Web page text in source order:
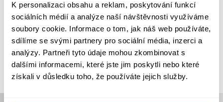
K personalizaci obsahu a reklam, poskytování funkcí
sociálních médií a analýze naší návštěvnosti využíváme
soubory cookie. Informace o tom, jak náš web používáte,
sdílíme se svými partnery pro sociální média, inzerci a
analýzy. Partneři tyto údaje mohou zkombinovat s
dalšími informacemi, které jste jim poskytli nebo které
získali v důsledku toho, že používáte jejich služby.
VÝPOČET OSVĚTLENÍ VÝPOČET ZASTÍNĚNÍ
VÝPOČTY A NÁVRHY ZASTÍNĚNÍ